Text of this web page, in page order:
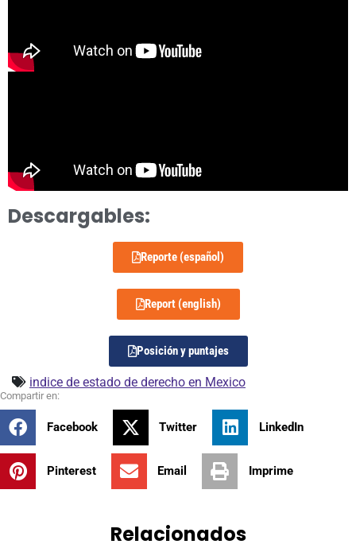
Descargables:
Reporte (español)
Report (english)
Posición y puntajes
indice de estado de derecho en Mexico
Facebook Twitter LinkedIn
Pinterest Email Imprime
Relacionados